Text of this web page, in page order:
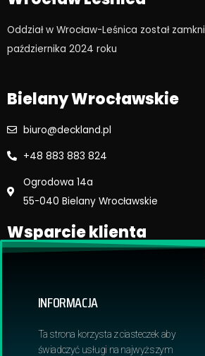
b
o
o
g
r
Oddział w Wrocław-Leśnica został
października 2024 roku​
Bielany Wrocławskie
biuro@deckland.pl
+48 883 883 824
Ogrodowa 14a
55-040 Bielany Wrocławskie
Wsparcie klienta
Dostawa i płatność
Obowiązek informacyjny RODO
INFORMACJA
Ta strona korzysta z ciasteczek aby
świadczyć usługi na najwyższym